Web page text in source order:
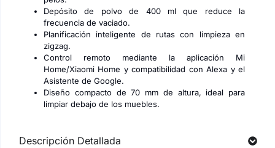
Depósito de polvo de 400 ml que reduce la
frecuencia de vaciado.
Planificación inteligente de rutas con limpieza en
zigzag.
Control remoto mediante la aplicación Mi
Home/Xiaomi Home y compatibilidad con Alexa y el
Asistente de Google.
Diseño compacto de 70 mm de altura, ideal para
limpiar debajo de los muebles.
Descripción Detallada